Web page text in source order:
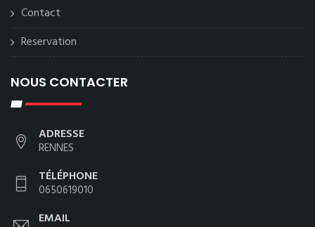
Contact
Reservation
NOUS CONTACTER
ADRESSE
RENNES
TÉLÉPHONE
0650619010
EMAIL